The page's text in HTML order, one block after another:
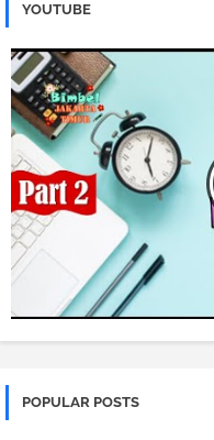
YOUTUBE
POPULAR POSTS